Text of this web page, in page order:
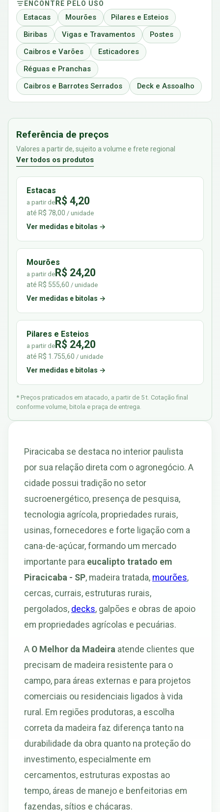
ENCONTRE PELO USO
Estacas Mourões
Pilares e Esteios
Biribas
Vigas e Travamentos
Postes
Caibros e Varões
Esticadores
Réguas e Pranchas
Caibros e Barrotes Serrados
Deck e Assoalho
Referência de preços
Valores a partir de, sujeito a volume e frete regional
Ver todos os produtos
Estacas
a partir deR$ 4,20
até R$ 78,00 / unidade
Ver medidas e bitolas →
Mourões
a partir deR$ 24,20
até R$ 555,60 / unidade
Ver medidas e bitolas →
Pilares e Esteios
a partir deR$ 24,20
até R$ 1.755,60 / unidade
Ver medidas e bitolas →
* Preços praticados em atacado, a partir de 5 t. Cotação final
conforme volume, bitola e praça de entrega.
Piracicaba se destaca no interior paulista
por sua relação direta com o agronegócio. A
cidade possui tradição no setor
sucroenergético, presença de pesquisa,
tecnologia agrícola, propriedades rurais,
usinas, fornecedores e forte ligação com a
cana-de-açúcar, formando um mercado
importante para eucalipto tratado em
Piracicaba - SP, madeira tratada, mourões,
cercas, currais, estruturas rurais,
pergolados, decks, galpões e obras de apoio
em propriedades agrícolas e pecuárias.
A O Melhor da Madeira atende clientes que
precisam de madeira resistente para o
campo, para áreas externas e para projetos
comerciais ou residenciais ligados à vida
rural. Em regiões produtoras, a escolha
correta da madeira faz diferença tanto na
durabilidade da obra quanto na proteção do
investimento, especialmente em
cercamentos, estruturas expostas ao
tempo, áreas de manejo e benfeitorias em
fazendas, sítios e chácaras.